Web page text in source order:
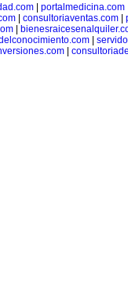
| portalmedicina.com
| consultoriaventas.com|